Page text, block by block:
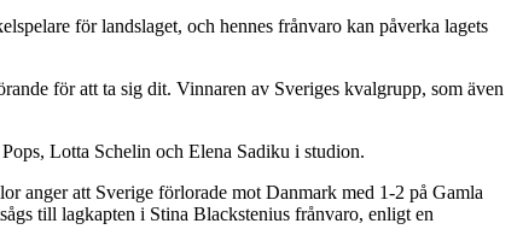
för landslaget, och hennes frånvaro kan påverka lagets
för att ta sig dit. Vinnaren av Sveriges kvalgrupp, som även
Lotta Schelin och Elena Sadiku i studion.
anger att Sverige förlorade mot Danmark med 1-2 på Gamla
till lagkapten i Stina Blackstenius frånvaro, enligt en